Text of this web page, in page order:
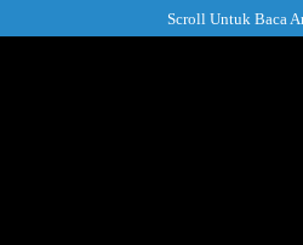
ke
Scroll Untuk Baca